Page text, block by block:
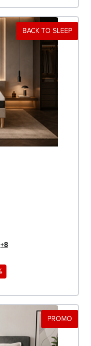
BACK TO SLEEP
+8
PROMO